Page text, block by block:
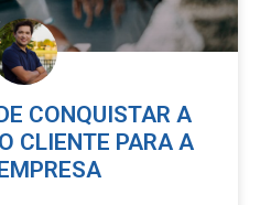
CONQUISTAR A
CLIENTE PARA A